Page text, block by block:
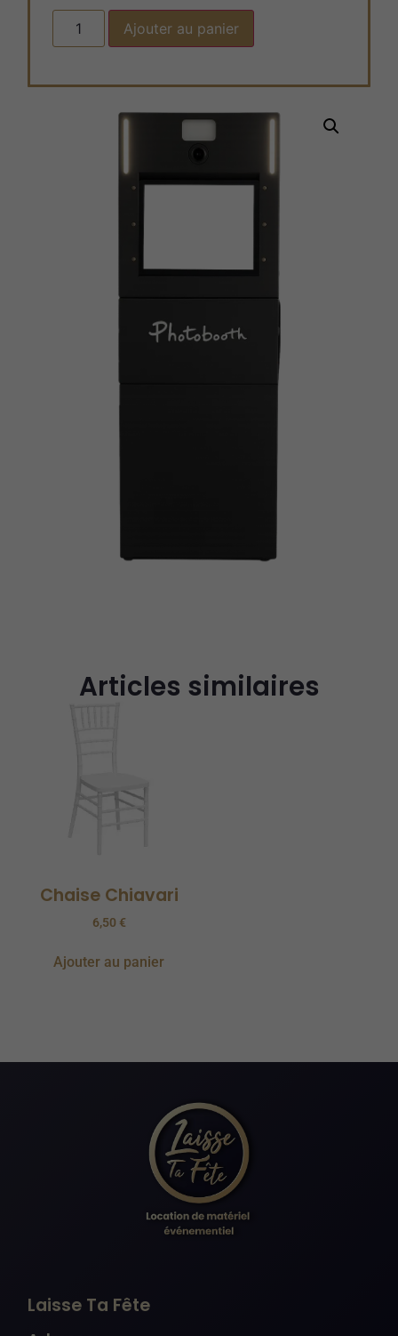
Ajouter au panier
Articles similaires
Chaise Chiavari
6,50 €
Ajouter au panier
Laisse Ta Fête
Nécessaire
Ces cookies ne
sont pas
facultatifs. Ils
sont
nécessaires au